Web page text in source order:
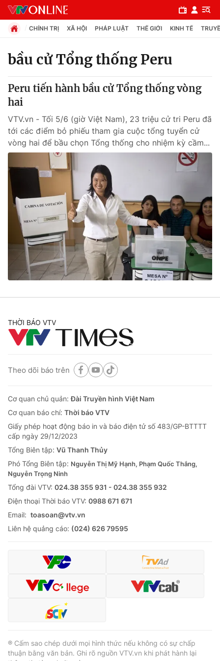
Chuyên mục
Chính trị
Xã hội
Pháp luật
Y tế
Thế giới
Tin tức
Thế giới đó đây
Câu chuyện quốc tế
Kinh tế
Tài chính
Thị trường
Góc doanh nghiệp
Dữ liệu và đời sống
Truyền hình
Phim VTV
Hậu trường
Giải sao mai
Giải trí
Điện ảnh
Âm nhạc
Du lịch
Làm đẹp
Chất lượng cuộc sống
Tuyển sinh
Học trực tuyến
Công nghệ
Hitech Công nghệ tương lai
Sản phẩm
Thị trường
Tư vấn
Giao lưu trực tuyến
Lịch phát sóng
Chuyên mục khác
Emagazine Podcast
Video Shorts video
VTV Money
VTV Sức khoẻ Bất động sản
CHÍNH TRỊ XÃ HỘI PHÁP LUẬT THẾ GIỚI KINH TẾ
bầu cử Tổng thống Peru
Peru tiến hành bầu cử Tổng thống vòng
hai
VTV.vn - Tối 5/6 (giờ Việt Nam), 23 triệu cử tri Peru đã
tới các điểm bỏ phiếu tham gia cuộc tổng tuyển cử
vòng hai để bầu chọn Tổng thống cho nhiệm kỳ cầm...
THỜI BÁO VTV
Theo dõi báo trên
Cơ quan chủ quản:Đài Truyền hình Việt Nam
Cơ quan báo chí: Thời báo VTV
Giấy phép hoạt động báo in và báo điện tử số 483/GP-BTTTT
cấp ngày 29/12/2023
Tổng Biên tập: Vũ Thanh Thủy
Phó Tổng Biên tập: Nguyễn Thị Mỹ Hạnh, Phạm Quốc Thắng,
Nguyễn Trọng Ninh
Tổng đài VTV: 024.38 355 931 - 024.38 355 932
Ðiện thoại Thời báo VTV: 0988 671 671
Email: toasoan@vtv.vn
Liên hệ quảng cáo: (024) 626 79595
® Cấm sao chép dưới mọi hình thức nếu không có sự chấp
thuận bằng văn bản. Ghi rõ nguồn VTV.vn khi phát hành lại